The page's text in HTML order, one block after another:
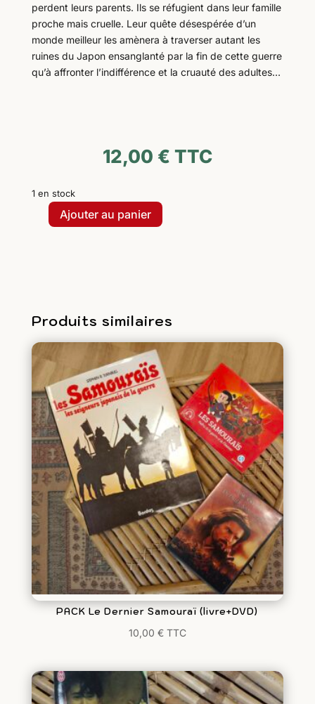
perdent leurs parents. Ils se réfugient dans leur famille
proche mais cruelle. Leur quête désespérée d’un
monde meilleur les amènera à traverser autant les
ruines du Japon ensanglanté par la fin de cette guerre
qu’à affronter l’indifférence et la cruauté des adultes…
12,00 € TTC
1 en stock
quantité
Lucioles
Ajouter au panier
Produits similaires
PACK Le Dernier Samouraï (livre+DVD)
10,00 € TTC